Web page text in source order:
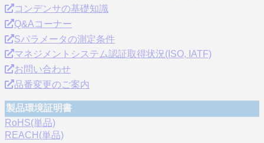
コンデンサの基礎知識
Q&Aコーナー
Sパラメータの測定条件
マネジメントシステム認証取得状況(ISO, IATF)
お問い合わせ
品番変更のご案内
製品環境証明書
RoHS(単品)
REACH(単品)